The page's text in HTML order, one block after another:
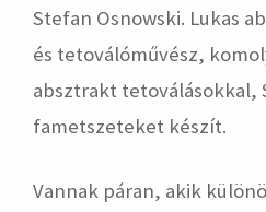
Stefan Osnowski. Lukas
és tetoválóművész,
absztrakt tetoválásokkal,
fametszeteket készít.
Vannak páran, akik